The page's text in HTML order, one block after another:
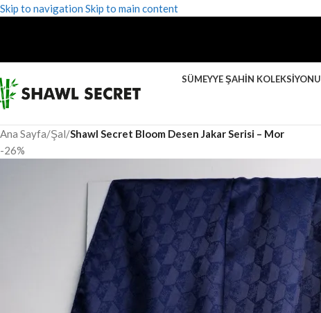
Skip to navigation Skip to main content
SÜMEYYE ŞAHIN KOLEKSIYONU
Ana Sayfa/Şal/Shawl Secret Bloom Desen Jakar Serisi – Mor
-26%